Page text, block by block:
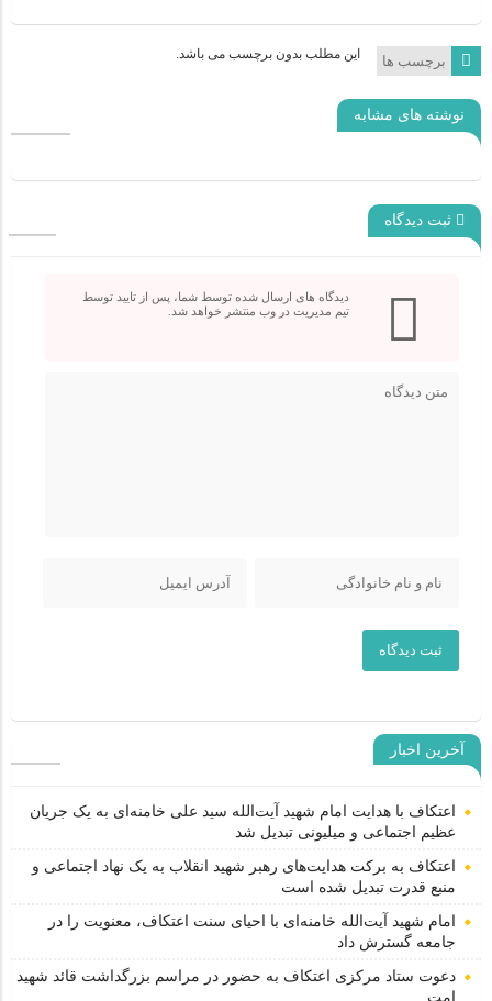
برچسب ها این مطلب بدون برچسب می باشد.
نوشته های مشابه
ثبت دیدگاه
دیدگاه های ارسال شده توسط شما، پس از تایید توسط
تیم مدیریت در وب منتشر خواهد شد.
ثبت دیدگاه
آخرین اخبار
اعتکاف با هدایت امام شهید آیت‌الله سید علی خامنه‌ای به یک جریان
عظیم اجتماعی و میلیونی تبدیل شد
اعتکاف به برکت هدایت‌های رهبر شهید انقلاب به یک نهاد اجتماعی و
منبع قدرت تبدیل شده است
امام شهید آیت‌الله خامنه‌ای با احیای سنت اعتکاف، معنویت را در
جامعه گسترش داد
دعوت ستاد مرکزی اعتکاف به حضور در مراسم بزرگداشت قائد شهید
امت